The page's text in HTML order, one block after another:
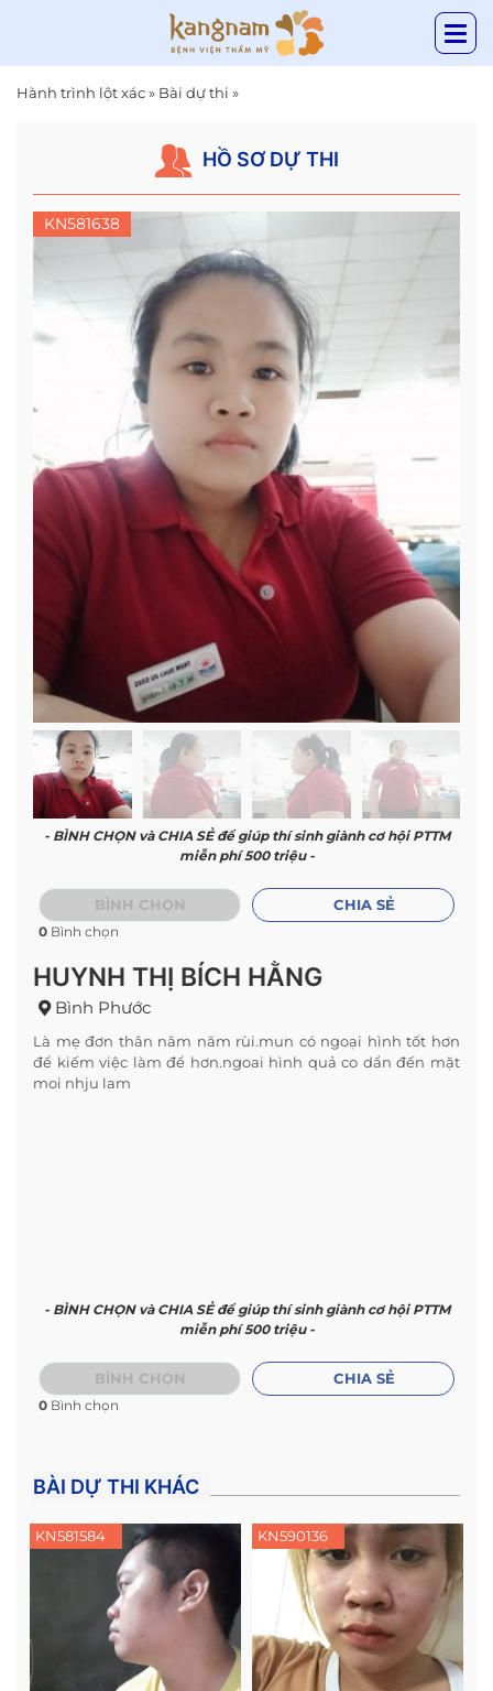
Hành trình lột xác» Bài dự thi »
HỒ SƠ DỰ THI
KN581638
- BÌNH CHỌN và CHIA SẺ để giúp thí sinh giành cơ hội PTTM
miễn phí 500 triệu -
BÌNH CHỌN
0 Bình chọn
CHIA SẺ
HUYNH THỊ BÍCH HẰNG
Bình Phước
Là mẹ đơn thân năm năm rùi.mun có ngoại hình tốt hơn
để kiếm việc làm để hơn.ngoai hình quả co dẩn đến mặt
moi nhju lam
- BÌNH CHỌN và CHIA SẺ để giúp thí sinh giành cơ hội PTTM
miễn phí 500 triệu -
BÌNH CHỌN
0 Bình chọn
CHIA SẺ
BÀI DỰ THI KHÁC
KN581584 KN590136